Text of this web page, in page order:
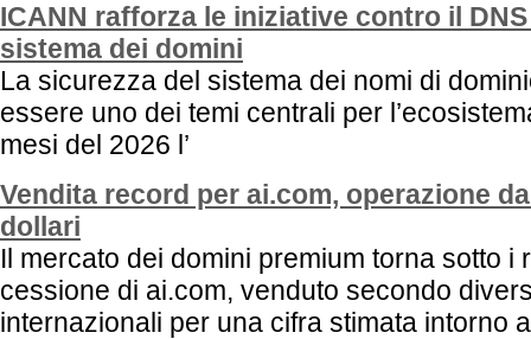
ICANN rafforza le iniziative contro il
sistema dei domini
La sicurezza del sistema dei nomi di
essere uno dei temi centrali per
mesi del 2026 l’
Vendita record per ai.com, operazione
dollari
Il mercato dei domini premium torna sotto i
cessione di ai.com, venduto secondo
internazionali per una cifra stimata intorno